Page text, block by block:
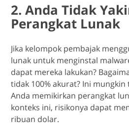
2. Anda Tidak
Perangkat Lunak
Jika kelompok pembajak
lunak untuk menginstal
dapat mereka lakukan?
tidak 100% akurat? Ini
Anda memikirkan perangkat
konteks ini, risikonya dapat
ribuan dolar.